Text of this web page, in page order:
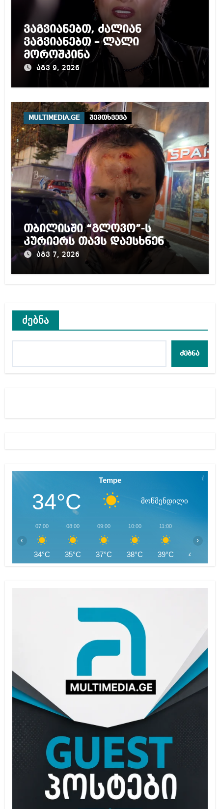
ვაგვიანებთ, ძალიან
ვაგვიანებთ – ლალი
მოროშკინა
აგვ 9, 2026
MULTIMEDIA.GE შემთხვევა
თბილისში “გლოვო”-ს
კურიერს თავს დაესხნენ
აგვ 7, 2026
ძებნა
ძებნა
Tempe
34°C მოწმენდილი
07:00
34°C
08:00
35°C
09:00
37°C
10:00
38°C
11:00
39°C 41°C
‹ ›